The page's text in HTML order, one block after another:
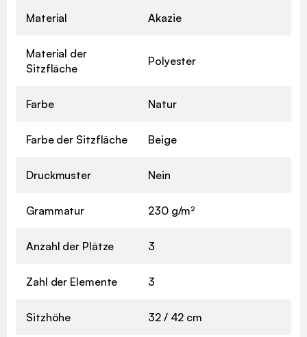
Material Akazie
Material der
Sitzfläche
Polyester
Farbe Natur
Farbe der Sitzfläche Beige
Druckmuster Nein
Grammatur 230 g/m²
Anzahl der Plätze 3
Zahl der Elemente 3
Sitzhöhe 32 / 42 cm